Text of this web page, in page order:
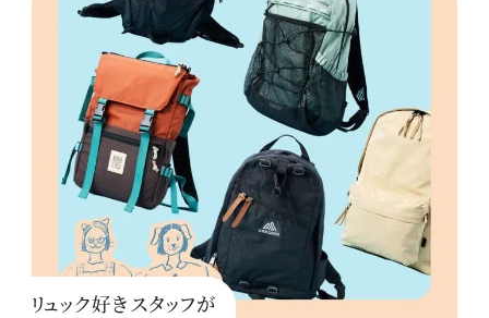
リュック好きスタッフが